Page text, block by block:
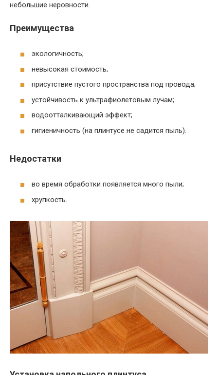
небольшие неровности.
Преимущества
экологичность;
невысокая стоимость;
присутствие пустого пространства под провода;
устойчивость к ультрафиолетовым лучам;
водоотталкивающий эффект;
гигиеничность (на плинтусе не садится пыль).
Недостатки
во время обработки появляется много пыли;
хрупкость.